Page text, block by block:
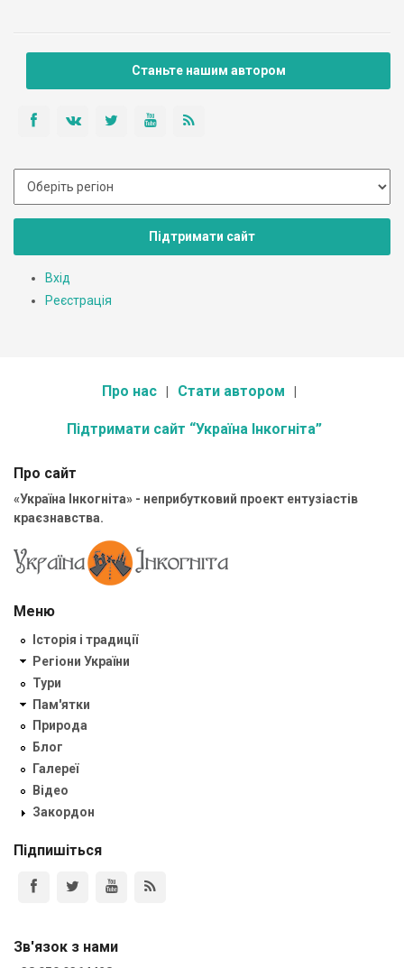
Станьте нашим автором
Підтримати сайт
Вхід
Реєстрація
Про нас Стати автором
Підтримати сайт “Україна Інкогніта”
Про сайт
«Україна Інкогніта» - неприбутковий проект ентузіастів
краєзнавства.
Меню
Історія і традиції
Регіони України
Тури
Пам'ятки
Природа
Блог
Галереї
Відео
Закордон
Підпишіться
Зв'язок з нами